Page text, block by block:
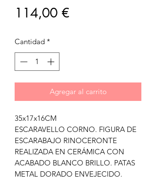
114,00 €Precio
Cantidad *
Agregar al carrito
35x17x16CM
ESCARAVELLO CORNO. FIGURA DE
ESCARABAJO RINOCERONTE
REALIZADA EN CERÁMICA CON
ACABADO BLANCO BRILLO. PATAS
METAL DORADO ENVEJECIDO.